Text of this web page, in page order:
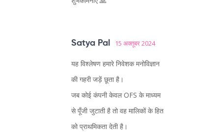
Satya Pal 15 अक्तूबर 2024
यह विश्लेषण हमारे निवेशक मनोविज्ञान
की गहरी जड़ें छूता है।
जब कोई कंपनी केवल OFS के माध्यम
से पूँजी जुटाती है तो वह मालिकों के हित
को प्राथमिकता देती है।